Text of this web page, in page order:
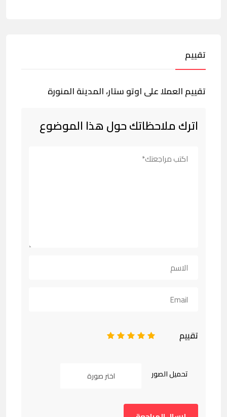
تقييم
تقييم العملا على اوتو ستار، المدينة المنورة
اترك ملاحظاتك حول هذا الموضوع
تقييم 5
4
3
2
تحميل الصور اختر صورة